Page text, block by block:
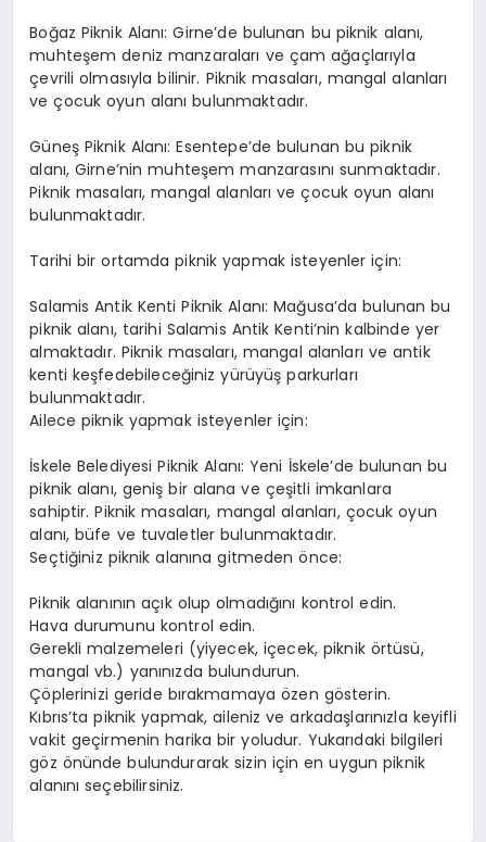
Boğaz Piknik Alanı: Girne’de bulunan bu piknik alanı,
muhteşem deniz manzaraları ve çam ağaçlarıyla
çevrili olmasıyla bilinir. Piknik masaları, mangal alanları
ve çocuk oyun alanı bulunmaktadır.
Güneş Piknik Alanı: Esentepe’de bulunan bu piknik
alanı, Girne’nin muhteşem manzarasını sunmaktadır.
Piknik masaları, mangal alanları ve çocuk oyun alanı
bulunmaktadır.
Tarihi bir ortamda piknik yapmak isteyenler için:
Salamis Antik Kenti Piknik Alanı: Mağusa’da bulunan bu
piknik alanı, tarihi Salamis Antik Kenti’nin kalbinde yer
almaktadır. Piknik masaları, mangal alanları ve antik
kenti keşfedebileceğiniz yürüyüş parkurları
bulunmaktadır.
Ailece piknik yapmak isteyenler için:
İskele Belediyesi Piknik Alanı: Yeni İskele’de bulunan bu
piknik alanı, geniş bir alana ve çeşitli imkanlara
sahiptir. Piknik masaları, mangal alanları, çocuk oyun
alanı, büfe ve tuvaletler bulunmaktadır.
Seçtiğiniz piknik alanına gitmeden önce:
Piknik alanının açık olup olmadığını kontrol edin.
Hava durumunu kontrol edin.
Gerekli malzemeleri (yiyecek, içecek, piknik örtüsü,
mangal vb.) yanınızda bulundurun.
Çöplerinizi geride bırakmamaya özen gösterin.
Kıbrıs’ta piknik yapmak, aileniz ve arkadaşlarınızla keyifli
vakit geçirmenin harika bir yoludur. Yukarıdaki bilgileri
göz önünde bulundurarak sizin için en uygun piknik
alanını seçebilirsiniz.